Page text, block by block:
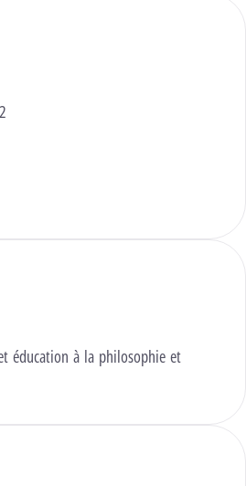
éducation à la philosophie et